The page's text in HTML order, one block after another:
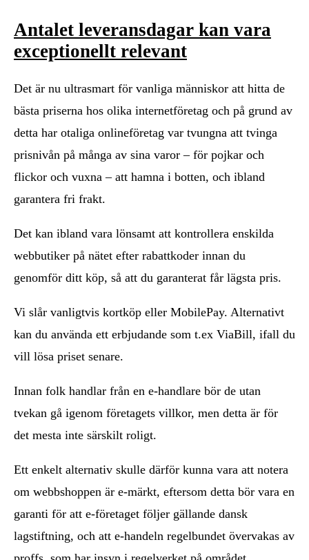
Antalet leveransdagar kan vara
exceptionellt relevant
Det är nu ultrasmart för vanliga människor att hitta de
bästa priserna hos olika internetföretag och på grund av
detta har otaliga onlineföretag var tvungna att tvinga
prisnivån på många av sina varor – för pojkar och
flickor och vuxna – att hamna i botten, och ibland
garantera fri frakt.
Det kan ibland vara lönsamt att kontrollera enskilda
webbutiker på nätet efter rabattkoder innan du
genomför ditt köp, så att du garanterat får lägsta pris.
Vi slår vanligtvis kortköp eller MobilePay. Alternativt
kan du använda ett erbjudande som t.ex ViaBill, ifall du
vill lösa priset senare.
Innan folk handlar från en e-handlare bör de utan
tvekan gå igenom företagets villkor, men detta är för
det mesta inte särskilt roligt.
Ett enkelt alternativ skulle därför kunna vara att notera
om webbshoppen är e-märkt, eftersom detta bör vara en
garanti för att e-företaget följer gällande dansk
lagstiftning, och att e-handeln regelbundet övervakas av